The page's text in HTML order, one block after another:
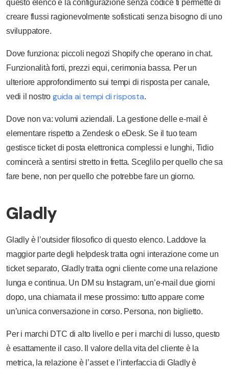
questo elenco e la configurazione senza codice ti permette di
creare flussi ragionevolmente sofisticati senza bisogno di uno
sviluppatore.
Dove funziona: piccoli negozi Shopify che operano in chat.
Funzionalità forti, prezzi equi, cerimonia bassa. Per un
ulteriore approfondimento sui tempi di risposta per canale,
vedi il nostroguida ai tempi di risposta.
Dove non va: volumi aziendali. La gestione delle e-mail è
elementare rispetto a Zendesk o eDesk. Se il tuo team
gestisce ticket di posta elettronica complessi e lunghi, Tidio
comincerà a sentirsi stretto in fretta. Sceglilo per quello che sa
fare bene, non per quello che potrebbe fare un giorno.
Gladly
Gladly è l’outsider filosofico di questo elenco. Laddove la
maggior parte degli helpdesk tratta ogni interazione come un
ticket separato, Gladly tratta ogni cliente come una relazione
lunga e continua. Un DM su Instagram, un’e-mail due giorni
dopo, una chiamata il mese prossimo: tutto appare come
un’unica conversazione in corso. Persona, non biglietto.
Per i marchi DTC di alto livello e per i marchi di lusso, questo
è esattamente il caso. Il valore della vita del cliente è la
metrica, la relazione è l’asset e l’interfaccia di Gladly è